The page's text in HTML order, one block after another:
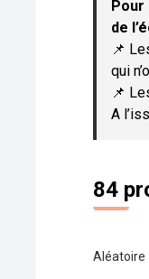
Pour
de
📌
qui
📌
A
84
Aléatoire